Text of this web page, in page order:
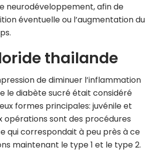
neurodéveloppement, afin de
éventuelle ou l’augmentation du
thailande
de diminuer l’inflammation
le diabète sucré était considéré
formes principales: juvénile et
opérations sont des procédures
qui correspondait à peu près à ce
maintenant le type 1 et le type 2.